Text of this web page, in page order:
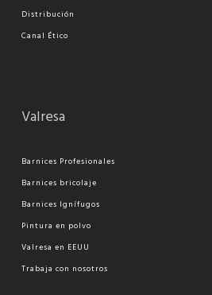
Distribución
Canal Ético
Valresa
Barnices Profesionales
Barnices bricolaje
Barnices Ignífugos
Pintura en polvo
Valresa en EEUU
Trabaja con nosotros